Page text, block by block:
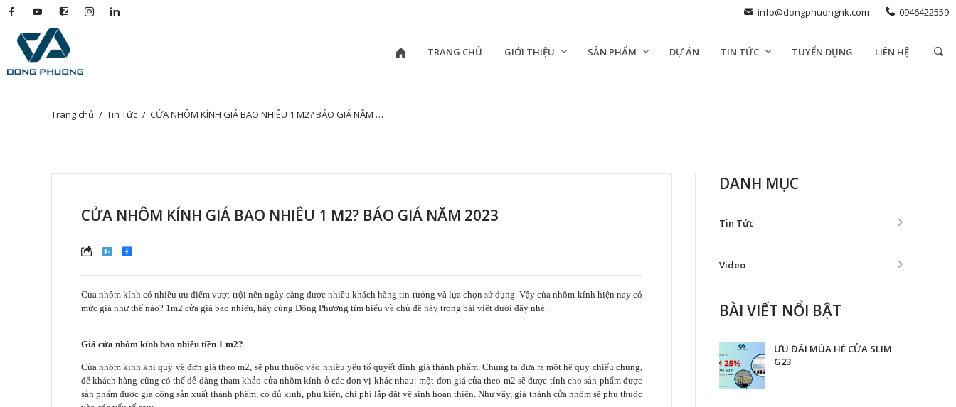
info@dongphuongnk.com 0946422559
TRANG CHỦ GIỚI THIỆU SẢN PHẨM DỰ ÁN TIN TỨC TUYỂN DỤNG LIÊN HỆ
Trang chủ Tin Tức CỬA NHÔM KÍNH GIÁ BAO NHIÊU 1 M2? BÁO GIÁ NĂM 2023
CỬA NHÔM KÍNH GIÁ BAO NHIÊU 1 M2? BÁO GIÁ NĂM 2023
Cửa nhôm kính cónhiều ưu điểm vượt trội nên ngày càng được nhiều khách hàng tin tưởng và lựa chọn sử dụng. Vậy cửa nhôm kính hiện nay có
mức giá như thế nào? 1m2 cửa giá bao nhiêu, hãy cùng Đông Phương tìm hiểu về chủ đề này trong bài viết dưới đây nhé.
Giá cửa nhôm kính bao nhiêu tiền 1 m2?
Cửa nhôm kính khi quy về đơn giá theo m2, sẽ phụ thuộc vào nhiều yếu tố quyết định giá thành phẩm. Chúng ta đưa ra một hệ quy chiếu chung,
để khách hàng cũng có thể dễ dàng tham khảo cửa nhôm kính ở các đơn vị khác nhau: một đơn giá cửa theo m2 sẽ được tính cho sản phẩm được
sản phẩm được gia công sản xuất thành phẩm, có đủ kính, phụ kiện, chi phí lắp đặt vệ sinh hoàn thiện. Như vậy, giá thành cửa nhôm sẽ phụ thuộc
DANH MỤC
Tin Tức
Video
BÀI VIẾT NỔI BẬT
ƯU ĐÃI MÙA HÈ CỬA SLIM
G23